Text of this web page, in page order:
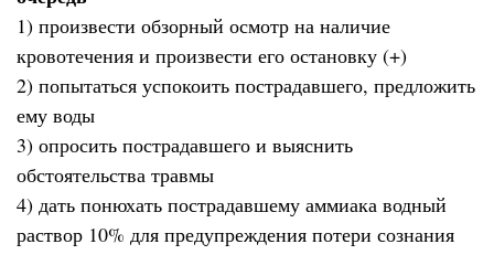
1) произвести обзорный осмотр на наличие
кровотечения и произвести его остановку (+)
2) попытаться успокоить пострадавшего, предложить
ему воды
3) опросить пострадавшего и выяснить
обстоятельства травмы
4) дать понюхать пострадавшему аммиака водный
раствор 10% для предупреждения потери сознания